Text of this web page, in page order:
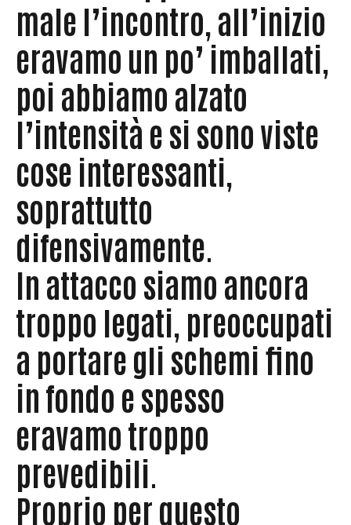
male l’incontro, all’inizio
eravamo un po’ imballati,
poi abbiamo alzato
l’intensità e si sono viste
cose interessanti,
soprattutto
difensivamente.
In attacco siamo ancora
troppo legati, preoccupati
a portare gli schemi fino
in fondo e spesso
eravamo troppo
prevedibili.
Proprio per questo